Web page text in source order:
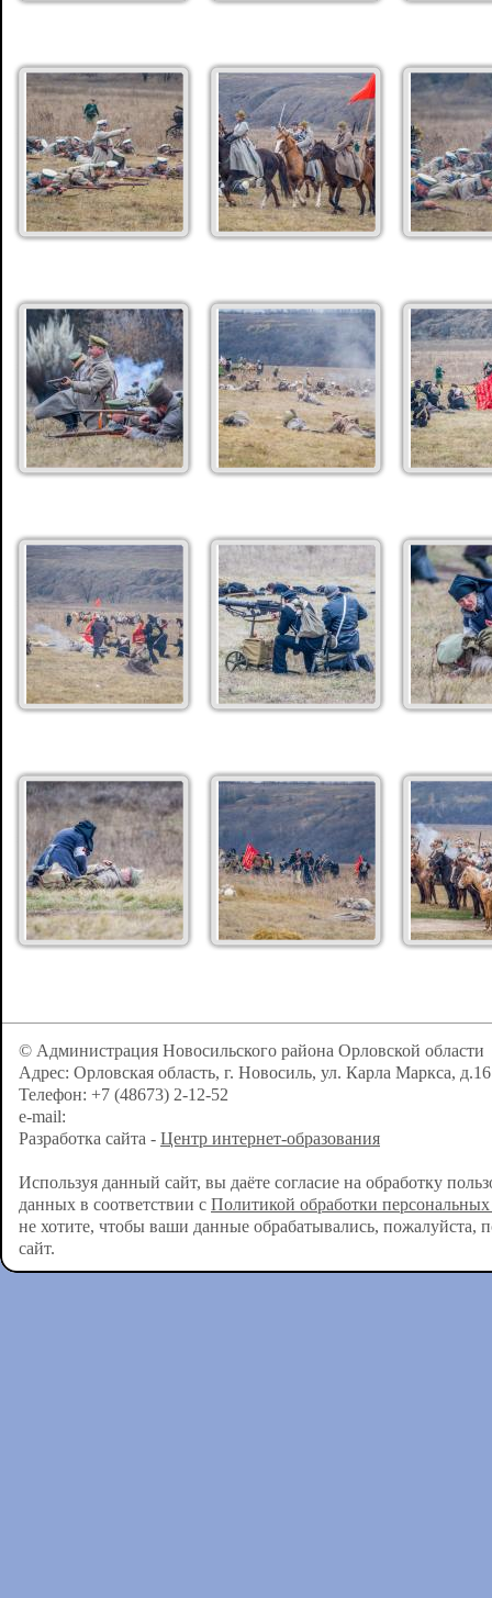
© Администрация Новосильского района Орловской области
Адрес: Орловская область, г. Новосиль, ул. Карла Маркса, д.16
Телефон: +7 (48673) 2-12-52
e-mail:
Разработка сайта - Центр интернет-образования
Используя данный сайт, вы даёте согласие на обработку
данных в соответствии с Политикой обработки
не хотите, чтобы ваши данные обрабатывались, пожалуйста,
сайт.